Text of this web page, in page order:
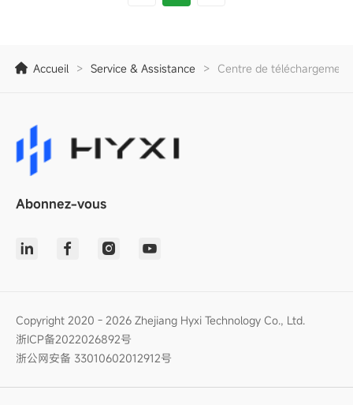
Accueil > Service & Assistance > Centre de téléchargement
Abonnez-vous
Copyright 2020 - 2026 Zhejiang Hyxi Technology Co., Ltd.
浙ICP备2022026892号
浙公网安备 33010602012912号